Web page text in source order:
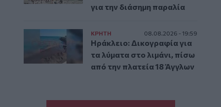
για την διάσημη παραλία
ΚΡΗΤΗ 08.08.2026 - 19:59
Ηράκλειο: Δικογραφία για
τα λύματα στο λιμάνι, πίσω
από την πλατεία 18 Άγγλων